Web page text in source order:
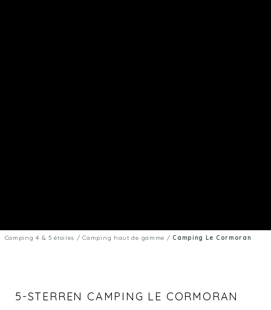
Camping 4 & 5 étoiles /Camping haut de gamme /Camping Le Cormoran
5-STERREN CAMPING LE CORMORAN